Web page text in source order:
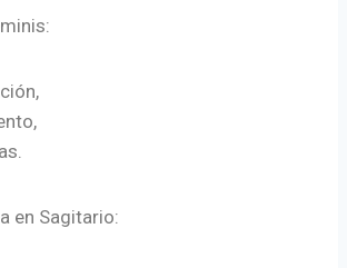
en Sagitario: